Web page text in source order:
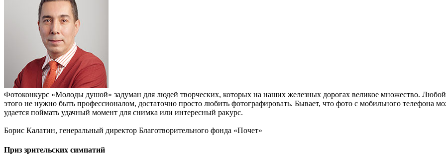
Фотоконкурс «Молоды душой» задуман для людей творческих, которых на наших железных дорогах великое множество.
этого не нужно быть профессионалом, достаточно просто любить фотографировать. Бывает, что фото с мобильного телефона
удается поймать удачный момент для снимка или интересный ракурс.
Борис Калатин, генеральный директор Благотворительного фонда «Почет»
Приз зрительских симпатий